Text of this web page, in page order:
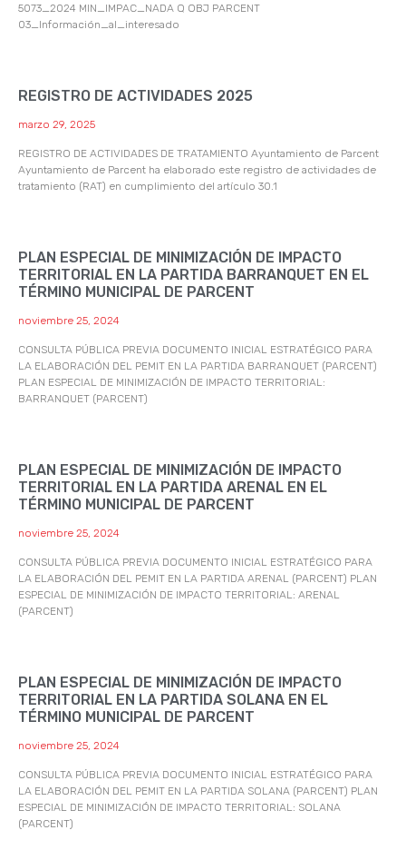
5073_2024 MIN_IMPAC_NADA Q OBJ PARCENT
03_Información_al_interesado
REGISTRO DE ACTIVIDADES 2025
marzo 29, 2025
REGISTRO DE ACTIVIDADES DE TRATAMIENTO Ayuntamiento de Parcent
Ayuntamiento de Parcent ha elaborado este registro de actividades de
tratamiento (RAT) en cumplimiento del artículo 30.1
PLAN ESPECIAL DE MINIMIZACIÓN DE IMPACTO
TERRITORIAL EN LA PARTIDA BARRANQUET EN EL
TÉRMINO MUNICIPAL DE PARCENT
noviembre 25, 2024
CONSULTA PÚBLICA PREVIA DOCUMENTO INICIAL ESTRATÉGICO PARA
LA ELABORACIÓN DEL PEMIT EN LA PARTIDA BARRANQUET (PARCENT)
PLAN ESPECIAL DE MINIMIZACIÓN DE IMPACTO TERRITORIAL:
BARRANQUET (PARCENT)
PLAN ESPECIAL DE MINIMIZACIÓN DE IMPACTO
TERRITORIAL EN LA PARTIDA ARENAL EN EL
TÉRMINO MUNICIPAL DE PARCENT
noviembre 25, 2024
CONSULTA PÚBLICA PREVIA DOCUMENTO INICIAL ESTRATÉGICO PARA
LA ELABORACIÓN DEL PEMIT EN LA PARTIDA ARENAL (PARCENT) PLAN
ESPECIAL DE MINIMIZACIÓN DE IMPACTO TERRITORIAL: ARENAL
(PARCENT)
PLAN ESPECIAL DE MINIMIZACIÓN DE IMPACTO
TERRITORIAL EN LA PARTIDA SOLANA EN EL
TÉRMINO MUNICIPAL DE PARCENT
noviembre 25, 2024
CONSULTA PÚBLICA PREVIA DOCUMENTO INICIAL ESTRATÉGICO PARA
LA ELABORACIÓN DEL PEMIT EN LA PARTIDA SOLANA (PARCENT) PLAN
ESPECIAL DE MINIMIZACIÓN DE IMPACTO TERRITORIAL: SOLANA
(PARCENT)